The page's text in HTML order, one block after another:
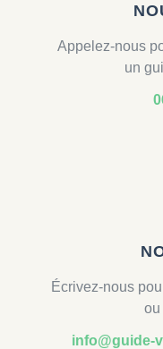
Appelez-nous
un
Écrivez-nous
ou
info@guide-